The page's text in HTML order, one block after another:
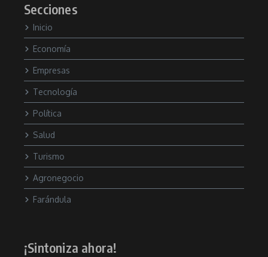
Secciones
Inicio
Economía
Empresas
Tecnología
Política
Salud
Turismo
Agronegocio
Farándula
¡Sintoniza ahora!